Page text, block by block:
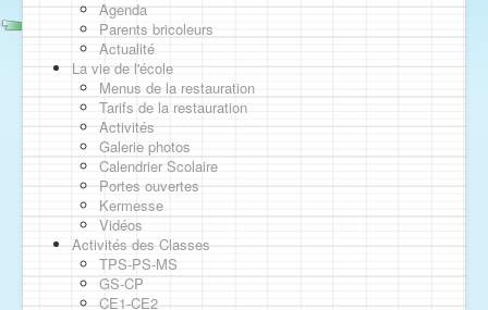
Agenda
Parents bricoleurs
Actualité
La vie de l'école
Menus de la restauration
Tarifs de la restauration
Activités
Galerie photos
Calendrier Scolaire
Portes ouvertes
Kermesse
Vidéos
Activités des Classes
TPS-PS-MS
GS-CP
CE1-CE2